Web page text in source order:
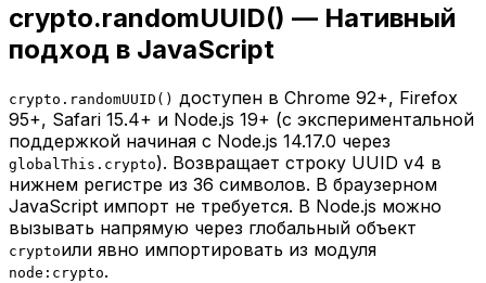
crypto.randomUUID() — Нативный
подход в JavaScript
crypto.randomUUID() доступен в Chrome 92+, Firefox
95+, Safari 15.4+ и Node.js 19+ (с экспериментальной
поддержкой начиная с Node.js 14.17.0 через
globalThis.crypto). Возвращает строку UUID v4 в
нижнем регистре из 36 символов. В браузерном
JavaScript импорт не требуется. В Node.js можно
вызывать напрямую через глобальный объект
cryptoили явно импортировать из модуля
node:crypto.